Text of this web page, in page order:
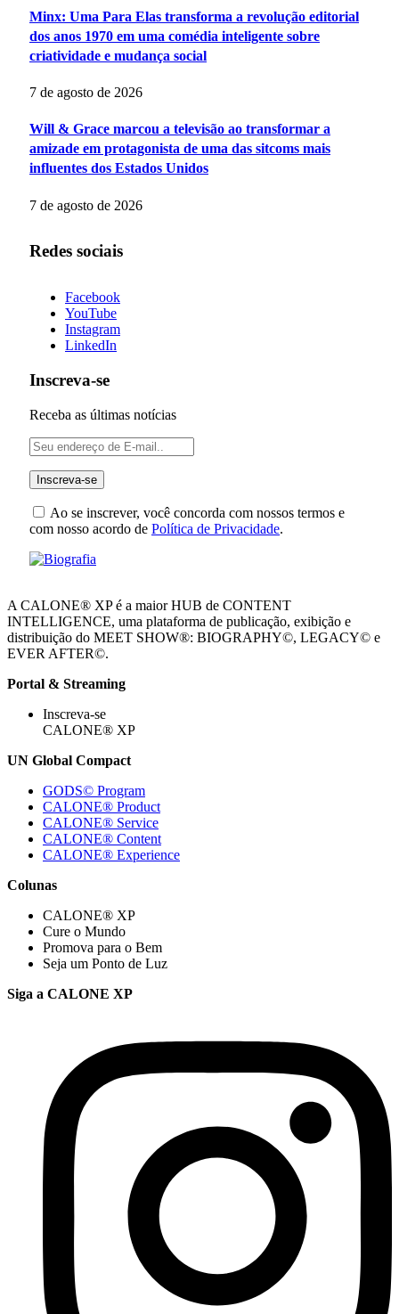
Minx: Uma Para Elas transforma a revolução editorial
dos anos 1970 em uma comédia inteligente sobre
criatividade e mudança social
7 de agosto de 2026
Will & Grace marcou a televisão ao transformar a
amizade em protagonista de uma das sitcoms mais
influentes dos Estados Unidos
7 de agosto de 2026
Redes sociais
Facebook
YouTube
Instagram
LinkedIn
Inscreva-se
Receba as últimas notícias
Ao se inscrever, você concorda com nossos termos e
com nosso acordo de Política de Privacidade.
A CALONE® XP é a maior HUB de CONTENT
INTELLIGENCE, uma plataforma de publicação, exibição e
distribuição do MEET SHOW®: BIOGRAPHY©, LEGACY© e
EVER AFTER©.
Portal & Streaming
Inscreva-se
CALONE® XP
UN Global Compact
GODS© Program
CALONE® Product
CALONE® Service
CALONE® Content
CALONE® Experience
Colunas
CALONE® XP
Cure o Mundo
Promova para o Bem
Seja um Ponto de Luz
Siga a CALONE XP